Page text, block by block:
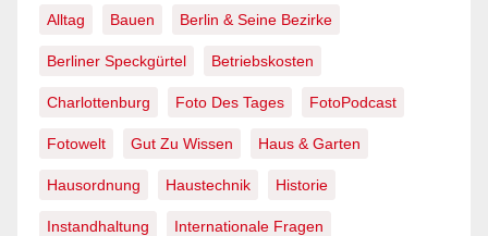
Alltag Bauen Berlin & Seine Bezirke
Berliner Speckgürtel Betriebskosten
Charlottenburg Foto Des Tages FotoPodcast
Fotowelt Gut Zu Wissen Haus & Garten
Hausordnung Haustechnik Historie
Instandhaltung Internationale Fragen